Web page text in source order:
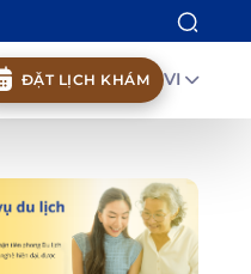
ĐẶT LỊCH KHÁM VI